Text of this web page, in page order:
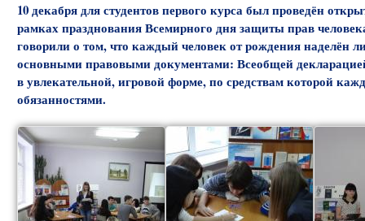
10 декабря для студентов первого курса был проведён
рамках празднования Всемирного дня защиты прав
говорили о том, что каждый человек от рождения
основными правовыми документами: Всеобщей
в увлекательной, игровой форме, по средствам которой
обязанностями.